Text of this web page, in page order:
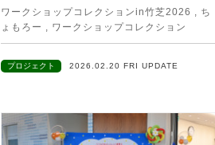
ワークショップコレクションin竹芝2026 , ち
ょもろー , ワークショップコレクション
プロジェクト 2026.02.20 FRI UPDATE